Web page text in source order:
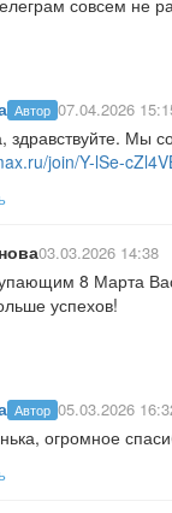
совсем не
Автор 07.04.2026
здравствуйте. Мы
join/Y-lSe-
03.03.2026 14:38
8 Марта
успехов!
Автор 05.03.2026
огромное